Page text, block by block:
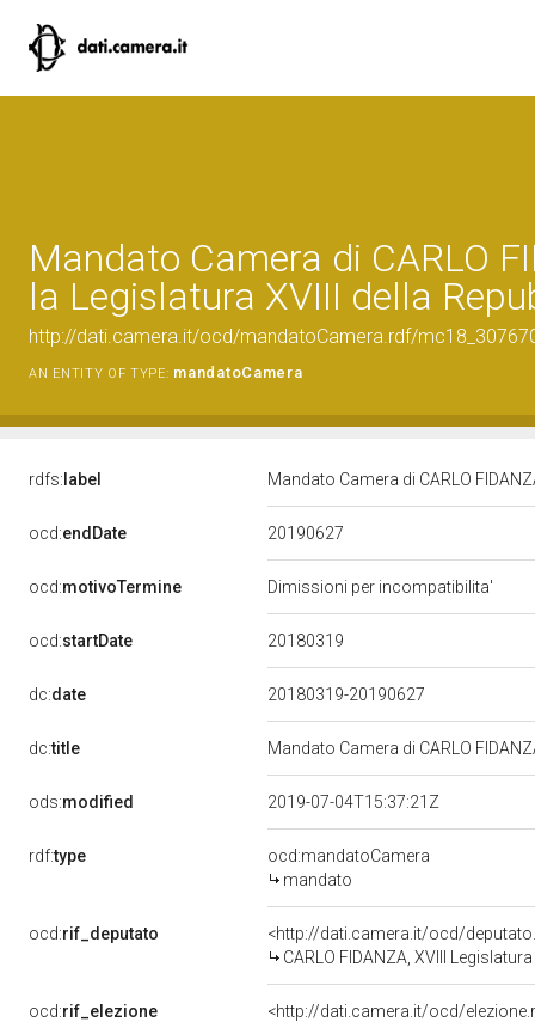
Mandato Camera di CARLO
la Legislatura XVIII della
http://dati.camera.it/ocd/mandatoCamera.rdf/
AN ENTITY OF TYPE: mandatoCamera
rdfs: label Mandato Camera di CARLO
ocd:endDate 20190627
ocd:motivoTermine Dimissioni per incompatibilita'
ocd:startDate 20180319
dc:date 20180319-20190627
dc:title Mandato Camera di CARLO
ods:modified 2019-07-04T15:37:21Z
rdf:type
ocd:mandatoCamera
mandato
ocd:rif_deputato
<http://dati.camera.it/ocd/
CARLO FIDANZA, XVIII
ocd:rif_elezione
<http://dati.camera.it/ocd/